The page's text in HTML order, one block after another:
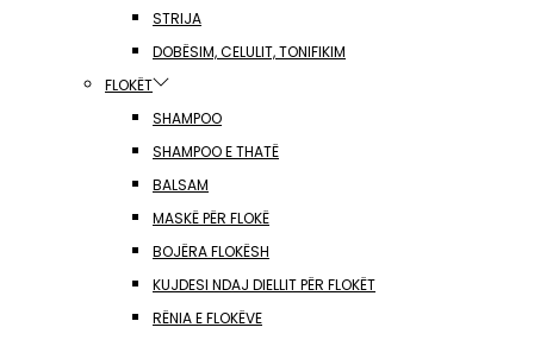
STRIJA
DOBËSIM, CELULIT, TONIFIKIM
FLOKËT
SHAMPOO
SHAMPOO E THATË
BALSAM
MASKË PËR FLOKË
BOJËRA FLOKËSH
KUJDESI NDAJ DIELLIT PËR FLOKËT
RËNIA E FLOKËVE